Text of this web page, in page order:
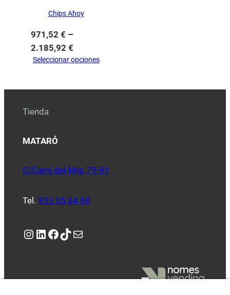
Chips Ahoy
971,52 € –
2.185,92 €
Seleccionar opciones
Tienda
MATARÓ
C/Camí del Mig, 79-81
Tel. 933 05 64 68